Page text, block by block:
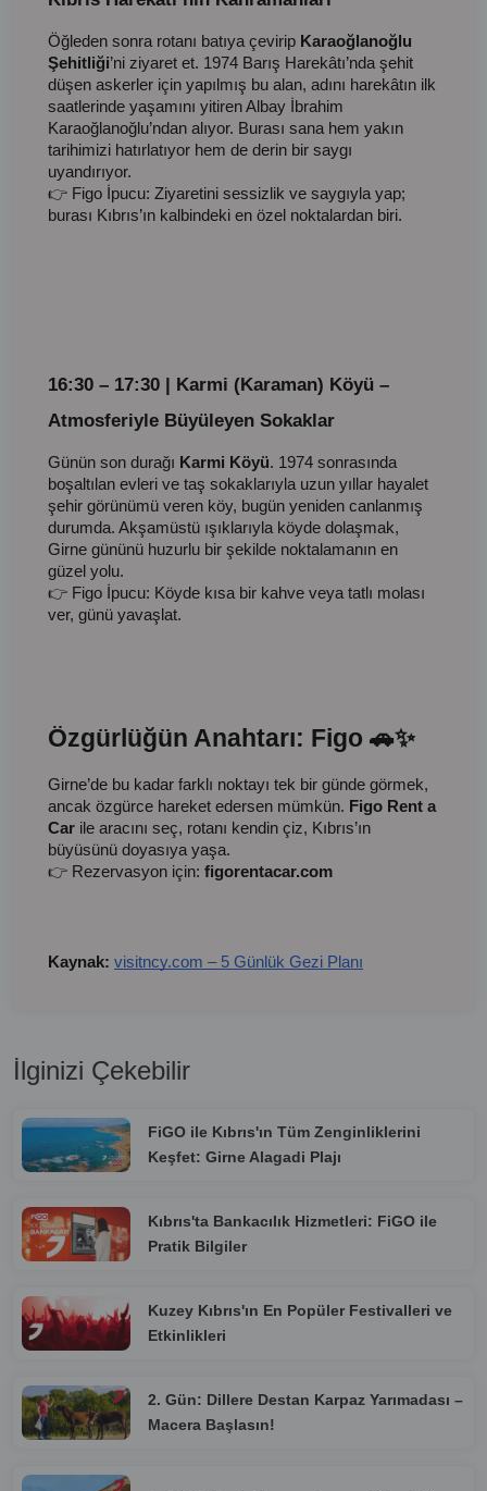
Öğleden sonra rotanı batıya çevirip Karaoğlanoğlu
Şehitliği’ni ziyaret et. 1974 Barış Harekâtı’nda şehit
düşen askerler için yapılmış bu alan, adını harekâtın ilk
saatlerinde yaşamını yitiren Albay İbrahim
Karaoğlanoğlu’ndan alıyor. Burası sana hem yakın
tarihimizi hatırlatıyor hem de derin bir saygı
uyandırıyor.
👉 Figo İpucu: Ziyaretini sessizlik ve saygıyla yap;
burası Kıbrıs’ın kalbindeki en özel noktalardan biri.
16:30 – 17:30 | Karmi (Karaman) Köyü –
Atmosferiyle Büyüleyen Sokaklar
Günün son durağı Karmi Köyü. 1974 sonrasında
boşaltılan evleri ve taş sokaklarıyla uzun yıllar hayalet
şehir görünümü veren köy, bugün yeniden canlanmış
durumda. Akşamüstü ışıklarıyla köyde dolaşmak,
Girne gününü huzurlu bir şekilde noktalamanın en
güzel yolu.
👉 Figo İpucu: Köyde kısa bir kahve veya tatlı molası
ver, günü yavaşlat.
Özgürlüğün Anahtarı: Figo 🚗✨
Girne’de bu kadar farklı noktayı tek bir günde görmek,
ancak özgürce hareket edersen mümkün. Figo Rent a
Car ile aracını seç, rotanı kendin çiz, Kıbrıs’ın
büyüsünü doyasıya yaşa.
👉 Rezervasyon için: figorentacar.com
Kaynak: visitncy.com – 5 Günlük Gezi Planı
İlginizi Çekebilir
FiGO ile Kıbrıs'ın Tüm Zenginliklerini
Keşfet: Girne Alagadi Plajı
Kıbrıs'ta Bankacılık Hizmetleri: FiGO ile
Pratik Bilgiler
Kuzey Kıbrıs'ın En Popüler Festivalleri ve
Etkinlikleri
2. Gün: Dillere Destan Karpaz Yarımadası –
Macera Başlasın!